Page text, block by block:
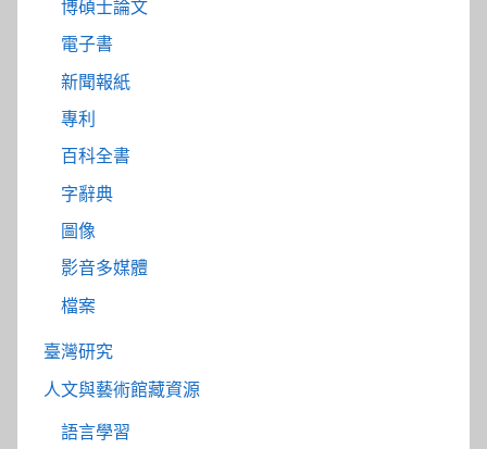
博碩士論文
電子書
新聞報紙
專利
百科全書
字辭典
圖像
影音多媒體
檔案
臺灣研究
人文與藝術館藏資源
語言學習